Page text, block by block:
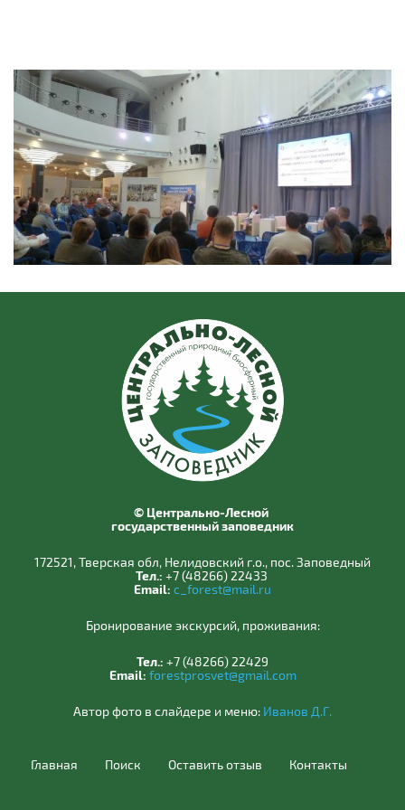
© Центрально-Лесной
государственный заповедник
172521, Тверская обл, Нелидовский г.о., пос. Заповедный
Тел.: +7 (48266) 22433
Email: c_forest@mail.ru
Бронирование экскурсий, проживания:
Тел.: +7 (48266) 22429
Email: forestprosvet@gmail.com
Автор фото в слайдере и меню: Иванов Д.Г.
Главная Поиск Оставить отзыв Контакты